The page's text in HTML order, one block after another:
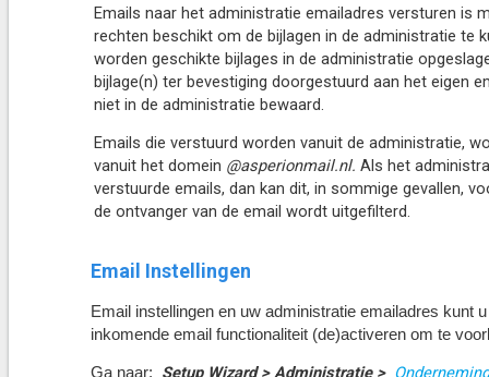
Emails naar het administratie emailadres versturen is
rechten beschikt om de bijlagen in de administratie te
worden geschikte bijlages in de administratie
bijlage(n) ter bevestiging doorgestuurd aan het eigen
niet in de administratie bewaard.
Emails die verstuurd worden vanuit de administratie,
vanuit het domein @asperionmail.nl. Als het
verstuurde emails, dan kan dit, in sommige gevallen,
de ontvanger van de email wordt uitgefilterd.
Email Instellingen
Email instellingen en uw administratie emailadres kunt
inkomende email functionaliteit (de)activeren om te
Ga naar: Setup Wizard > Administratie >